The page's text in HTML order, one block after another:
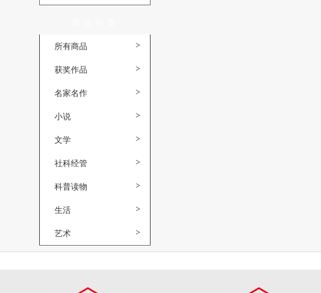
所有商品
获奖作品
名家名作
小说
文学
社科经管
科普读物
生活
艺术